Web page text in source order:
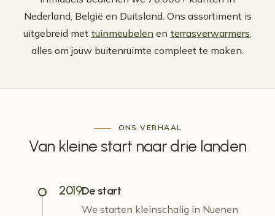
Nederland, België en Duitsland. Ons assortiment is
uitgebreid met tuinmeubelen en terrasverwarmers,
alles om jouw buitenruimte compleet te maken.
ONS VERHAAL
Van kleine start naar drie landen
2019De start
We starten kleinschalig in Nuenen